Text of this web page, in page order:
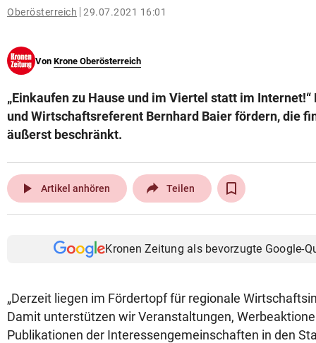
© Krone Multimedia GmbH & Co KG 2026
Oberösterreich 29.07.2021 16:01
Von Krone Oberösterreich
„Einkaufen zu Hause und im Viertel statt im
und Wirtschaftsreferent Bernhard Baier fördern, die
äußerst beschränkt.
play_arrow Artikel anhören Teilen
Kronen Zeitung als bevorzugte Google-
„Derzeit liegen im Fördertopf für regionale
Damit unterstützen wir Veranstaltungen,
Publikationen der Interessengemeinschaften in den